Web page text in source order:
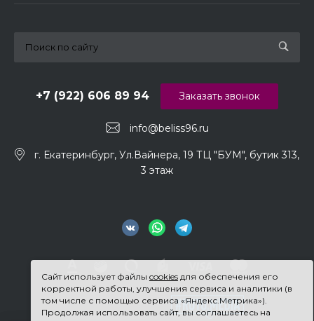
Сайт использует файлы cookiesдля обеспечения его
корректной работы, улучшения сервиса и аналитики (в
том числе с помощью сервиса «Яндекс.Метрика»).
Продолжая использовать сайт, вы соглашаетесь на
+7 (922) 606 89 94
info@beliss96.ru
Заказать звонок
г. Екатеринбург, Ул.Вайнера, 19 ТЦ "БУМ", бутик 313,
3 этаж